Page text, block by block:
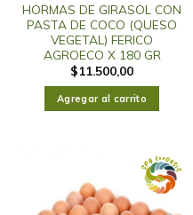
HORMAS DE GIRASOL CON
PASTA DE COCO (QUESO
VEGETAL) FERICO
AGROECO X 180 GR
$11.500,00
Agregar al carrito